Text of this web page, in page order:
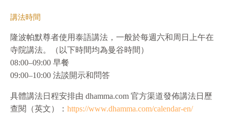
講法時間
隆波帕默尊者使用泰語講法，一般於每週六和周日上午在
寺院講法。（以下時間均為曼谷時間）
08:00–09:00 早餐
09:00–10:00 法談開示和問答
具體講法⽇程安排由 dhamma.com 官⽅渠道發佈講法⽇歷
查閱（英⽂）： https://www.dhamma.com/calendar-en/